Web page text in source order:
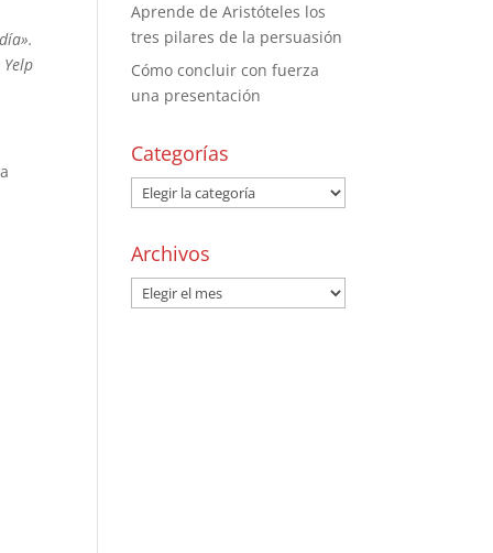
Aprende de Aristóteles los
tres pilares de la persuasión
Cómo concluir con fuerza
una presentación
Categorías
Archivos